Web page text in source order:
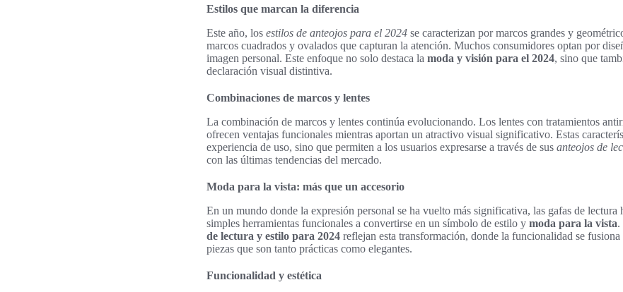
Estilos que marcan la diferencia
Este año, los estilos de anteojos para el 2024 se caracterizan por marcos grandes y
marcos cuadrados y ovalados que capturan la atención. Muchos consumidores optan por
imagen personal. Este enfoque no solo destaca la moda y visión para el 2024, sino que
declaración visual distintiva.
Combinaciones de marcos y lentes
La combinación de marcos y lentes continúa evolucionando. Los lentes con tratamientos
ofrecen ventajas funcionales mientras aportan un atractivo visual significativo. Estas
experiencia de uso, sino que permiten a los usuarios expresarse a través de sus anteojos de
con las últimas tendencias del mercado.
Moda para la vista: más que un accesorio
En un mundo donde la expresión personal se ha vuelto más significativa, las gafas de lectura
simples herramientas funcionales a convertirse en un símbolo de estilo y moda para la vista.
de lectura y estilo para 2024 reflejan esta transformación, donde la funcionalidad se fusiona
piezas que son tanto prácticas como elegantes.
Funcionalidad y estética